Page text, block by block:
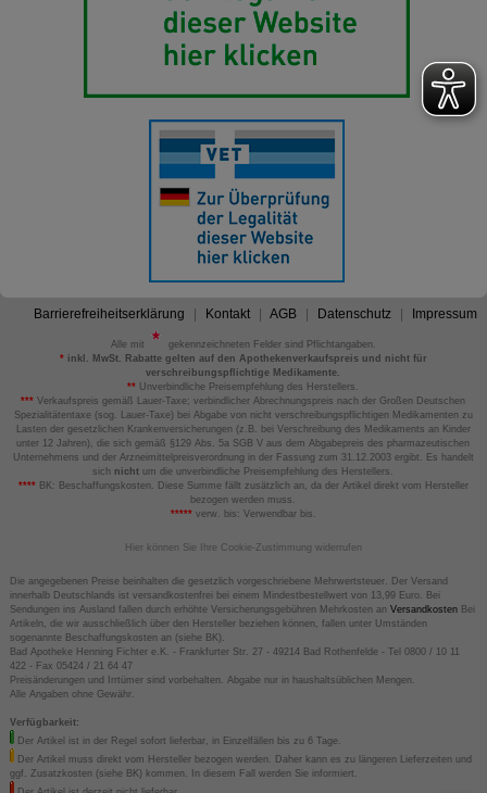
Barrierefreiheitserklärung Kontakt AGB Datenschutz Impressum
Alle mit
gekennzeichneten Felder sind Pflichtangaben.
*inkl. MwSt. Rabatte gelten auf den Apothekenverkaufspreis und nicht für
verschreibungspflichtige Medikamente.
** Unverbindliche Preisempfehlung des Herstellers.
*** Verkaufspreis gemäß Lauer-Taxe; verbindlicher Abrechnungspreis nach der Großen Deutschen
Spezialitätentaxe (sog. Lauer-Taxe) bei Abgabe von nicht verschreibungspflichtigen Medikamenten zu
Lasten der gesetzlichen Krankenversicherungen (z.B. bei Verschreibung des Medikaments an Kinder
unter 12 Jahren), die sich gemäß §129 Abs. 5a SGB V aus dem Abgabepreis des pharmazeutischen
Unternehmens und der Arzneimittelpreisverordnung in der Fassung zum 31.12.2003 ergibt. Es handelt
sich nicht um die unverbindliche Preisempfehlung des Herstellers.
****BK: Beschaffungskosten. Diese Summe fällt zusätzlich an, da der Artikel direkt vom Hersteller
bezogen werden muss.
*****verw. bis: Verwendbar bis.
Hier können Sie Ihre Cookie-Zustimmung widerrufen
Die angegebenen Preise beinhalten die gesetzlich vorgeschriebene Mehrwertsteuer. Der Versand
innerhalb Deutschlands ist versandkostenfrei bei einem Mindestbestellwert von 13,99 Euro. Bei
Sendungen ins Ausland fallen durch erhöhte Versicherungsgebühren Mehrkosten an VersandkostenBei
Artikeln, die wir ausschließlich über den Hersteller beziehen können, fallen unter Umständen
sogenannte Beschaffungskosten an (siehe BK).
Bad Apotheke Henning Fichter e.K. - Frankfurter Str. 27 - 49214 Bad Rothenfelde - Tel 0800 / 10 11
422 - Fax 05424 / 21 64 47
Preisänderungen und Irrtümer sind vorbehalten. Abgabe nur in haushaltsüblichen Mengen.
Alle Angaben ohne Gewähr.
Verfügbarkeit:
Der Artikel ist in der Regel sofort lieferbar, in Einzelfällen bis zu 6 Tage.
Der Artikel muss direkt vom Hersteller bezogen werden. Daher kann es zu längeren Lieferzeiten und
ggf. Zusatzkosten (siehe BK) kommen. In diesem Fall werden Sie informiert.